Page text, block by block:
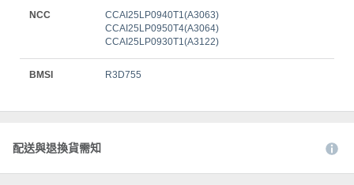
NCC
CCAI25LP0940T1(A3063)
CCAI25LP0950T4(A3064)
CCAI25LP0930T1(A3122)
BMSI R3D755
配送與退換貨需知